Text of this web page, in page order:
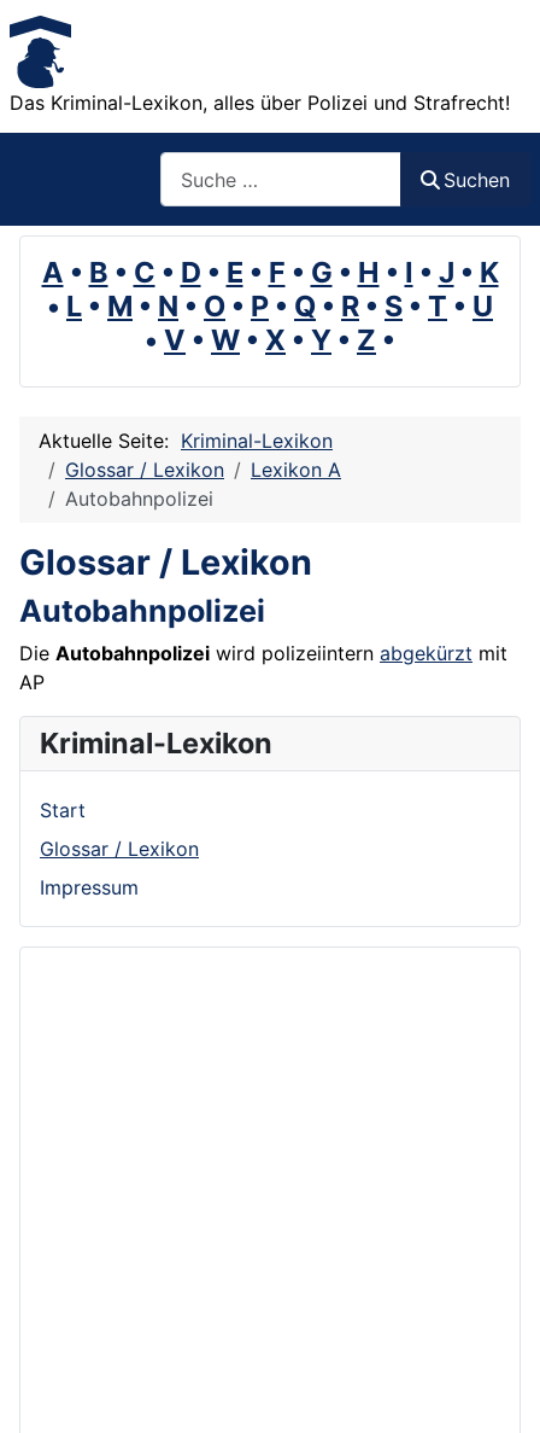
Das Kriminal-Lexikon, alles über Polizei und Strafrecht!
Suchen
A • B • C • D • E • F • G • H • I • J • K
• L • M • N • O • P • Q • R • S • T • U
• V • W • X • Y • Z •
Aktuelle Seite: Kriminal-Lexikon
Glossar / Lexikon
Lexikon A
Autobahnpolizei
Glossar / Lexikon
Autobahnpolizei
Die Autobahnpolizei wird polizeiintern abgekürzt mit
AP
Kriminal-Lexikon
Start
Glossar / Lexikon
Impressum